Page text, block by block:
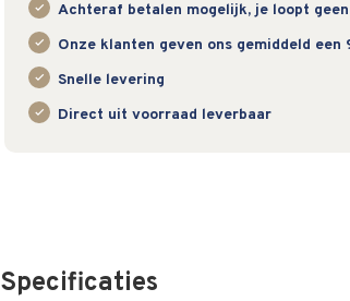
Achteraf betalen mogelijk, je loopt
Onze klanten geven ons gemiddeld een
Snelle levering
Direct uit voorraad leverbaar
Specificaties